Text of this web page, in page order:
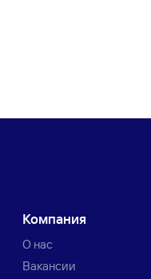
Компания
О нас
Вакансии